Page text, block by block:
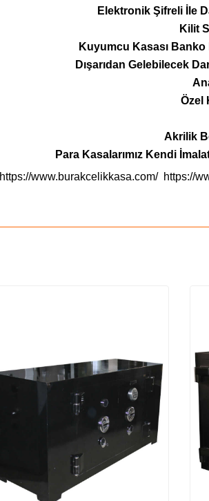
Elektronik Şifreli İle
Kilit
Kuyumcu Kasası
Dışarıdan Gelebilecek
Özel
Akrilik
Para Kasalarımız Kendi
https://www.burakcelikkasa.com/
https://